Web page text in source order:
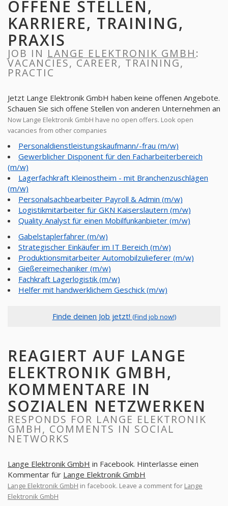
OFFENE STELLEN,
KARRIERE, TRAINING,
PRAXIS
JOB IN LANGE ELEKTRONIK GMBH:
VACANCIES, CAREER, TRAINING,
PRACTIC
Jetzt Lange Elektronik GmbH haben keine offenen Angebote.
Schauen Sie sich offene Stellen von anderen Unternehmen an
Now Lange Elektronik GmbH have no open offers. Look open
vacancies from other companies
Personaldienstleistungskaufmann/-frau (m/w)
Gewerblicher Disponent für den Facharbeiterbereich
(m/w)
Lagerfachkraft Kleinostheim - mit Branchenzuschlägen
(m/w)
Personalsachbearbeiter Payroll & Admin (m/w)
Logistikmitarbeiter für GKN Kaiserslautern (m/w)
Quality Analyst für einen Mobilfunkanbieter (m/w)
Gabelstaplerfahrer (m/w)
Strategischer Einkäufer im IT Bereich (m/w)
Produktionsmitarbeiter Automobilzulieferer (m/w)
Gießereimechaniker (m/w)
Fachkraft Lagerlogistik (m/w)
Helfer mit handwerklichem Geschick (m/w)
Finde deinen Job jetzt! (Find job now!)
REAGIERT AUF LANGE
ELEKTRONIK GMBH,
KOMMENTARE IN
SOZIALEN NETZWERKEN
RESPONDS FOR LANGE ELEKTRONIK
GMBH, COMMENTS IN SOCIAL
NETWORKS
Lange Elektronik GmbH in Facebook. Hinterlasse einen
Kommentar für Lange Elektronik GmbH
Lange Elektronik GmbH in facebook. Leave a comment for Lange
Elektronik GmbH